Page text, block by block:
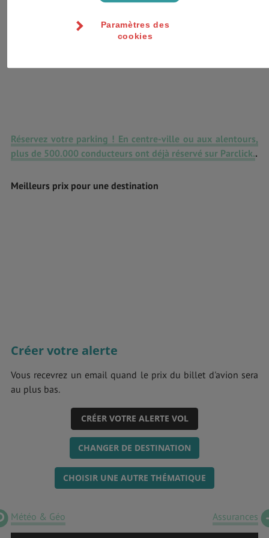
Réservez votre parking ! En centre-ville ou aux alentours,
plus de 500.000 conducteurs ont déjà réservé sur Parclick..
Meilleurs prix pour une destination
Créer votre alerte
Vous recevrez un email quand le prix du billet d'avion sera
au plus bas.
CRÉER VOTRE ALERTE VOL
CHANGER DE DESTINATION
CHOISIR UNE AUTRE THÉMATIQUE
Météo & Géo Assurances
Paramètres des
cookies